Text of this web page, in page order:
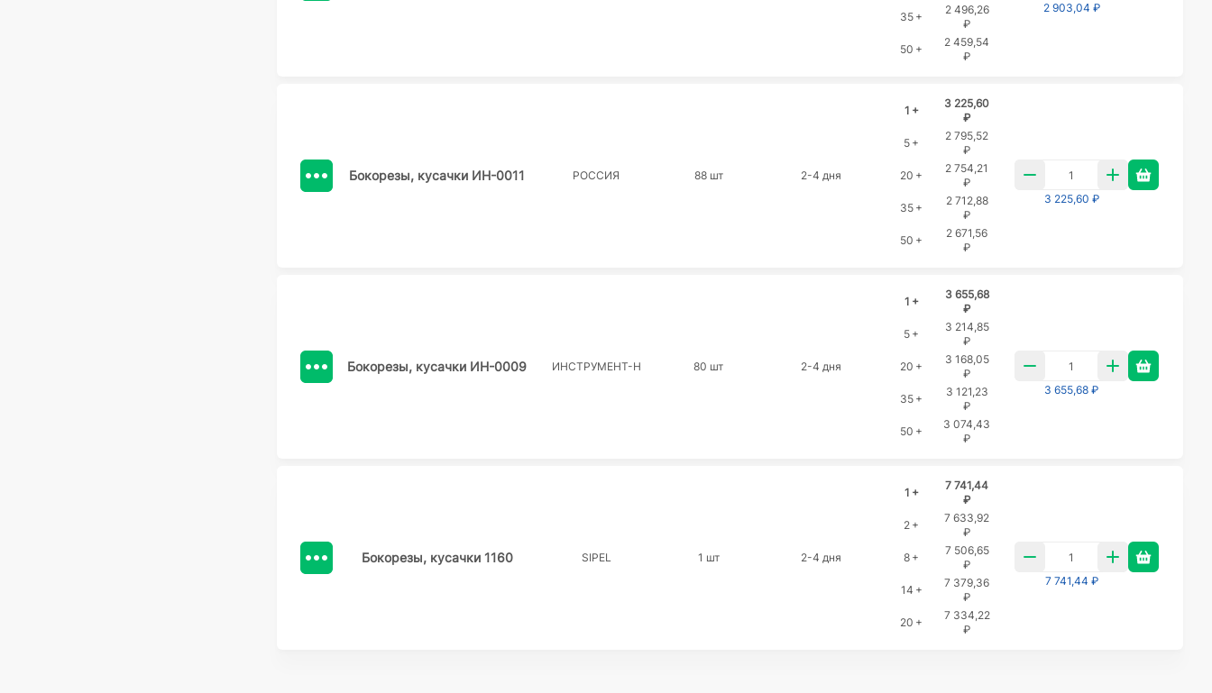
35 +
2 496,26
₽
50 +
2 459,54
₽
2 903,04 ₽
Бокорезы, кусачки ИН-0011 РОССИЯ 88 шт 2-4 дня
1 +
3 225,60
₽
5 +
2 795,52
₽
20 +
2 754,21
₽
35 +
2 712,88
₽
50 +
2 671,56
₽
3 225,60 ₽
Бокорезы, кусачки ИН-0009 ИНСТРУМЕНТ-Н 80 шт 2-4 дня
1 +
3 655,68
₽
5 +
3 214,85
₽
20 +
3 168,05
₽
35 +
3 121,23
₽
50 +
3 074,43
₽
3 655,68 ₽
Бокорезы, кусачки 1160 SIPEL 1 шт 2-4 дня
1 +
7 741,44
₽
2 +
7 633,92
₽
8 +
7 506,65
₽
14 +
7 379,36
₽
20 +
7 334,22
₽
7 741,44 ₽